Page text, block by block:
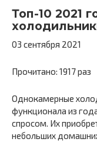
Топ-10 2021
03 сентября 2021
Прочитано: 1917 раз
Однокамерные
функционала из
спросом. Их
небольших